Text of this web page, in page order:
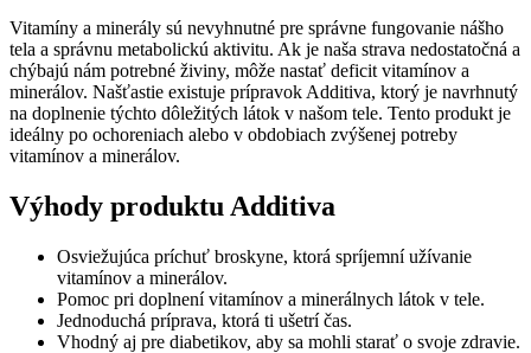
20
šumivých
tabliet
Vitamíny a minerály sú nevyhnutné pre správne fungovanie nášho
tela a správnu metabolickú aktivitu. Ak je naša strava nedostatočná a
chýbajú nám potrebné živiny, môže nastať deficit vitamínov a
minerálov. Našťastie existuje prípravok Additiva, ktorý je navrhnutý
na doplnenie týchto dôležitých látok v našom tele. Tento produkt je
ideálny po ochoreniach alebo v obdobiach zvýšenej potreby
vitamínov a minerálov.
Výhody produktu Additiva
Osviežujúca príchuť broskyne, ktorá spríjemní užívanie
vitamínov a minerálov.
Pomoc pri doplnení vitamínov a minerálnych látok v tele.
Jednoduchá príprava, ktorá ti ušetrí čas.
Vhodný aj pre diabetikov, aby sa mohli starať o svoje zdravie.